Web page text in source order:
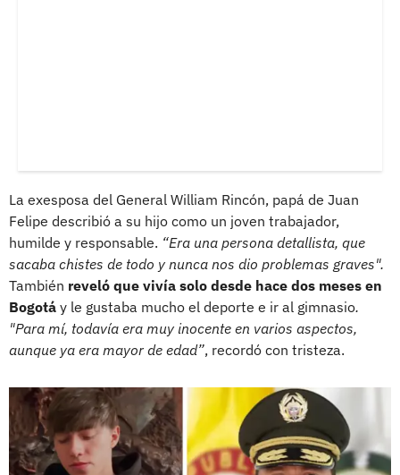
La exesposa del General William Rincón, papá de Juan
Felipe describió a su hijo como un joven trabajador,
humilde y responsable. “Era una persona detallista, que
sacaba chistes de todo y nunca nos dio problemas graves".
También reveló que vivía solo desde hace dos meses en
Bogotá y le gustaba mucho el deporte e ir al gimnasio.
"Para mí, todavía era muy inocente en varios aspectos,
aunque ya era mayor de edad”, recordó con tristeza.